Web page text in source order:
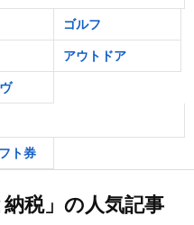
ゴルフ
アウトドア
ト券
納税」の人気記事